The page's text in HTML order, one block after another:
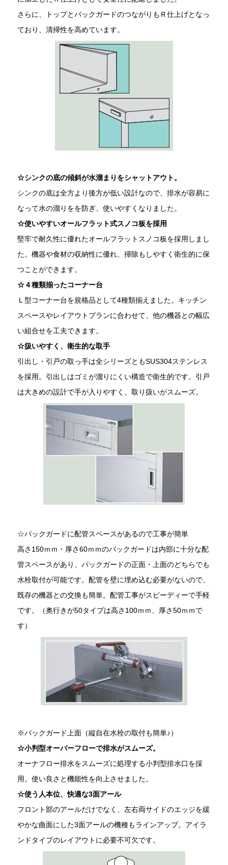
さらに、トップとバックガードのつながりもＲ仕上げとなっ
ており、清掃性を高めています。
☆シンクの底の傾斜が水溜まりをシャットアウト。
シンクの底は全方より後方が低い設計なので、排水が容易に
なって水の溜りをを防ぎ、使いやすくなりました。
☆使いやすいオールフラット式スノコ板を採用
堅牢で耐久性に優れたオールフラットスノコ板を採用しまし
た。機器や食材の収納性に優れ、掃除もしやすく衛生的に保
つことができます。
☆４種類揃ったコーナー台
Ｌ型コーナー台を規格品として4種類揃えました。キッチン
スペースやレイアウトプランに合わせて、他の機器との幅広
い組合せを工夫できます。
☆扱いやすく、衛生的な取手
引出し・引戸の取っ手は全シリーズともSUS304ステンレス
を採用。引出しはゴミが溜りにくい構造で衛生的です。引戸
は大きめの設計で手が入りやすく、取り扱いがスムーズ。
☆バックガードに配管スペースがあるので工事が簡単
高さ150ｍｍ・厚さ60ｍｍのバックガードは内部に十分な配
管スペースがあり、バックガードの正面・上面のどちらでも
水栓取付が可能です。配管を壁に埋め込む必要がないので、
既存の機器との交換も簡単。配管工事がスピーディーで手軽
です。（奥行きが50タイプは高さ100ｍｍ、厚さ50ｍｍで
す）
※バックガード上面（縦自在水栓の取付も簡単♪）
☆小判型オーバーフローで排水がスムーズ。
オーナフロー排水をスムーズに処理する小判型排水口を採
用。使い良さと機能性を向上させました。
☆使う人本位、快適な3面アール
フロント部のアールだけでなく、左右両サイドのエッジを緩
やかな曲面にした3面アールの機種もラインアップ。アイラ
ンドタイプのレイアウトに必要不可欠です。